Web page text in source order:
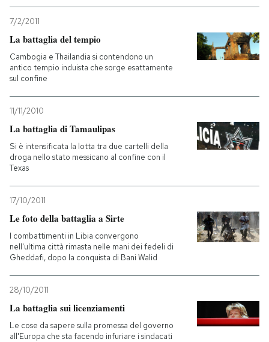
7/2/2011
La battaglia del tempio
Cambogia e Thailandia si contendono un
antico tempio induista che sorge esattamente
sul confine
11/11/2010
La battaglia di Tamaulipas
Si è intensificata la lotta tra due cartelli della
droga nello stato messicano al confine con il
Texas
17/10/2011
Le foto della battaglia a Sirte
I combattimenti in Libia convergono
nell'ultima città rimasta nelle mani dei fedeli di
Gheddafi, dopo la conquista di Bani Walid
28/10/2011
La battaglia sui licenziamenti
Le cose da sapere sulla promessa del governo
all'Europa che sta facendo infuriare i sindacati